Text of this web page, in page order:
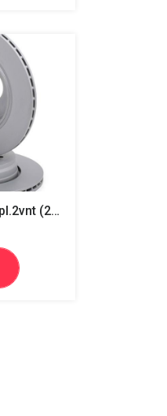
ATE gal.diskai, kompl.2vnt (24.0120-0183.1 x2)